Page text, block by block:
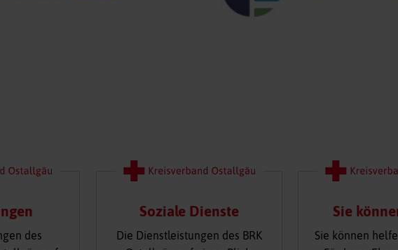
des
Soziale Dienste
Die Dienstleistungen des BRK
Sie
Sie können